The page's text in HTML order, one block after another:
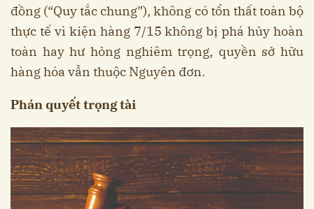
đồng (“Quy tắc chung”), không có tổn thất toàn bộ
thực tế vì kiện hàng 7/15 không bị phá hủy hoàn
toàn hay hư hỏng nghiêm trọng, quyền sở hữu
hàng hóa vẫn thuộc Nguyên đơn.
Phán quyết trọng tài